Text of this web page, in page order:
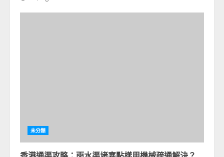
未分類